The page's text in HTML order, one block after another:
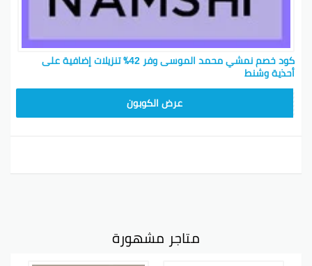
كود خصم نمشي محمد الموسى وفر 42٪ تنزيلات إضافية على
أحذية وشنط
عرض الكوبون
متاجر مشهورة